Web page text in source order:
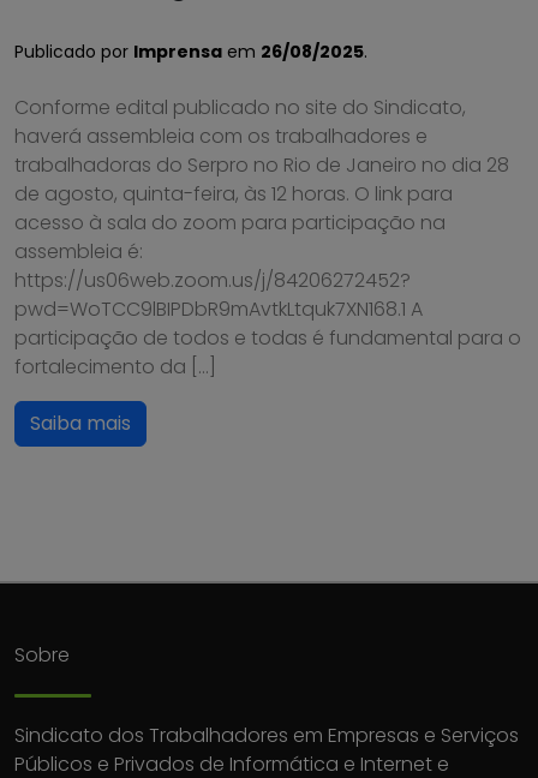
Publicado por Imprensa em 26/08/2025.
Conforme edital publicado no site do Sindicato,
haverá assembleia com os trabalhadores e
trabalhadoras do Serpro no Rio de Janeiro no dia 28
de agosto, quinta-feira, às 12 horas. O link para
acesso à sala do zoom para participação na
assembleia é:
https://us06web.zoom.us/j/84206272452?
pwd=WoTCC9lBIPDbR9mAvtkLtquk7XN168.1 A
participação de todos e todas é fundamental para o
fortalecimento da […]
Saiba mais
Sobre
Sindicato dos Trabalhadores em Empresas e Serviços
Públicos e Privados de Informática e Internet e